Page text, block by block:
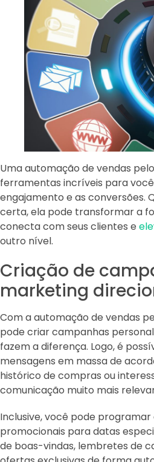
Uma automação de vendas
ferramentas incríveis para
engajamento e as conversões.
certa, ela pode transformar a
conecta com seus clientes e
outro nível.
Criação de
marketing
Com a automação de vendas
pode criar campanhas
fazem a diferença. Logo, é
mensagens em massa de
histórico de compras ou
comunicação muito mais
Inclusive, você pode
promocionais para datas
de boas-vindas, lembretes de